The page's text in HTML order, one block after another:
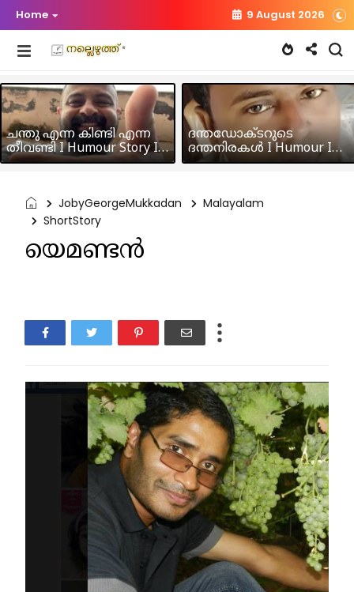
Home 9 August 2026
ചന്തു എന്ന കിണ്ടി എന്ന
തീവണ്ടി I Humour Story I
Rajeev Panicker
ദന്തഡോക്ടറുടെ
ദന്തനിരകൾ I Humour I
Hussain MK
JobyGeorgeMukkadan
Malayalam
ShortStory
യെമണ്ടൻ